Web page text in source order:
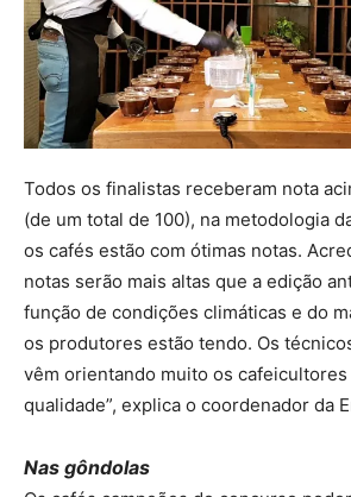
Todos os finalistas receberam nota
(de um total de 100), na metodologia
os cafés estão com ótimas notas.
notas serão mais altas que a edição
função de condições climáticas e do
os produtores estão tendo. Os
vêm orientando muito os
qualidade”, explica o coordenador da
Nas gôndolas